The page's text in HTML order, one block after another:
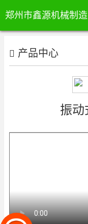
郑州市鑫源机械制
产品中心
振动